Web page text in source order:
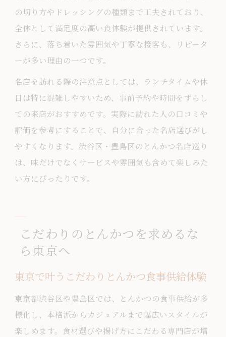
の切り方やドレッシングの種類まで工夫されており、
全体として満足度の高い食体験が提供されています。
さらに、落ち着いた雰囲気や丁寧な接客も、リピータ
ーが多い理由の一つです。
名店を訪れる際の注意点としては、ランチタイムや休
日は特に混雑しやすいため、事前予約や時間をずらし
ての来店がおすすめです。実際に訪れた人の口コミや
評価を参考にすることで、自分に合った名店選びがし
やすくなります。渋谷区・豊島区のとんかつ名店巡り
は、味だけでなくサービスや雰囲気も含めて楽しみた
い方にぴったりです。
こだわりのとんかつを求めるな
ら東京へ
東京で叶うこだわりとんかつ食事供給体験
東京都渋谷区や豊島区では、とんかつの食事供給が多
様化し、本格派からカジュアルまで幅広いスタイルが
楽しめます。食材選びや揚げ方にこだわる専門店が増